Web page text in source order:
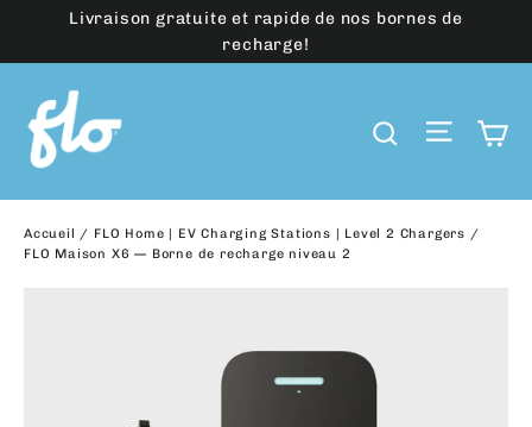
Livraison gratuite et rapide de nos bornes de
recharge!
Accueil / FLO Home | EV Charging Stations | Level 2 Chargers /
FLO Maison X6 — Borne de recharge niveau 2